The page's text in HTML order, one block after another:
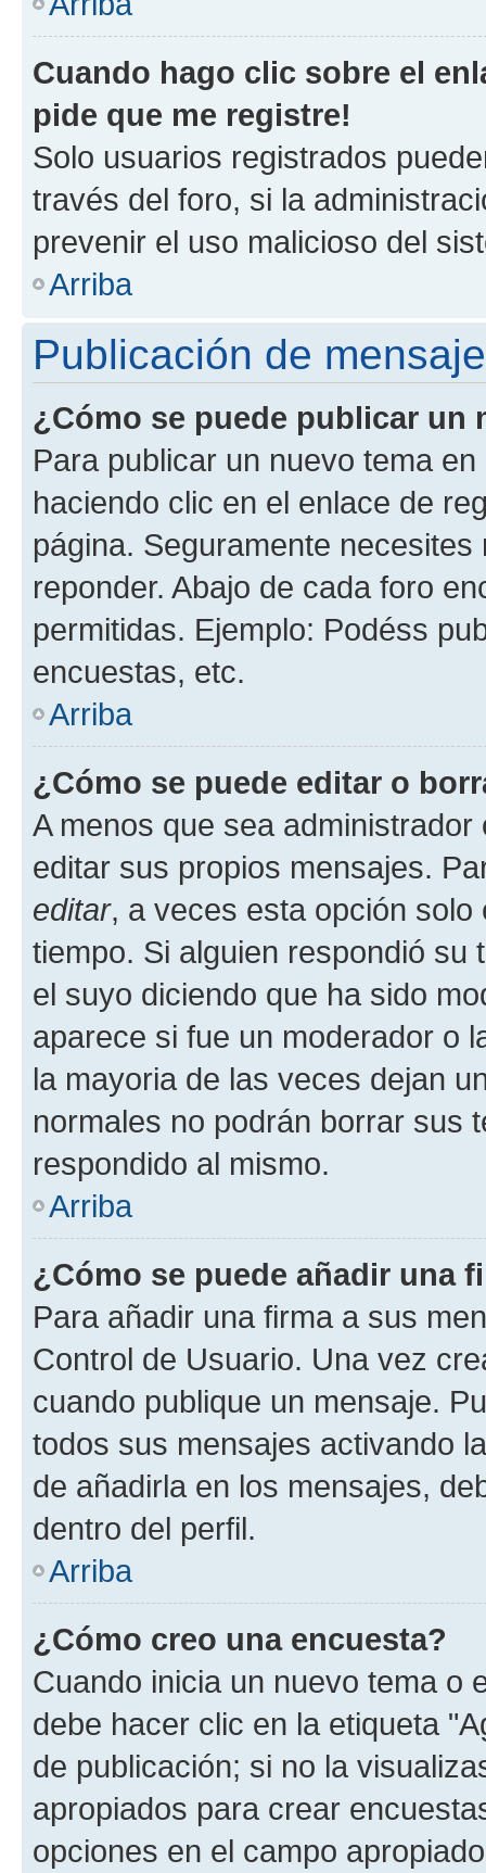
Cuando hago clic sobre el
pide que me registre!
Solo usuarios registrados
través del foro, si la
prevenir el uso malicioso del
Arriba
Publicación de
¿Cómo se puede publicar un
Para publicar un nuevo tema
haciendo clic en el enlace de
página. Seguramente
reponder. Abajo de cada foro
permitidas. Ejemplo: Podéss
encuestas, etc.
Arriba
¿Cómo se puede editar o
A menos que sea
editar sus propios mensajes.
editar, a veces esta opción
tiempo. Si alguien respondió su
el suyo diciendo que ha sido
aparece si fue un moderador o
la mayoria de las veces dejan
normales no podrán borrar sus
respondido al mismo.
Arriba
¿Cómo se puede añadir una
Para añadir una firma a sus
Control de Usuario. Una vez
cuando publique un mensaje.
todos sus mensajes activando
de añadirla en los mensajes,
dentro del perfil.
Arriba
¿Cómo creo una encuesta?
Cuando inicia un nuevo tema o
debe hacer clic en la etiqueta
de publicación; si no la
apropiados para crear
opciones en el campo